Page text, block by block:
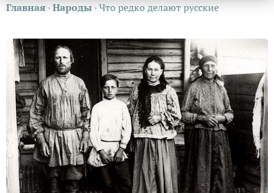
Главная ›Народы ›Что редко делают русские